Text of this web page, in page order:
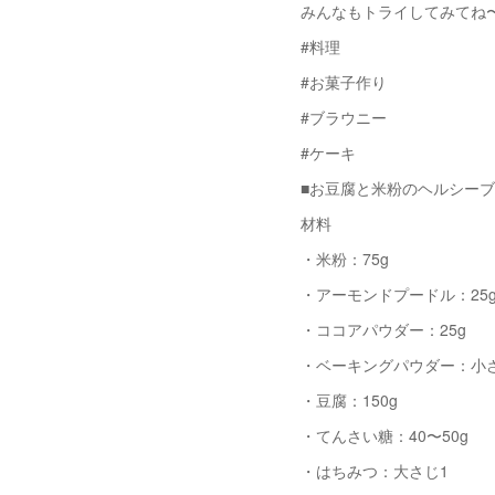
みんなもトライしてみてね
#料理
#お菓子作り
#ブラウニー
#ケーキ
■お豆腐と米粉のヘルシー
材料
・米粉：75g
・アーモンドプードル：25g
・ココアパウダー：25g
・ベーキングパウダー：小
・豆腐：150g
・てんさい糖：40〜50g
・はちみつ：大さじ1